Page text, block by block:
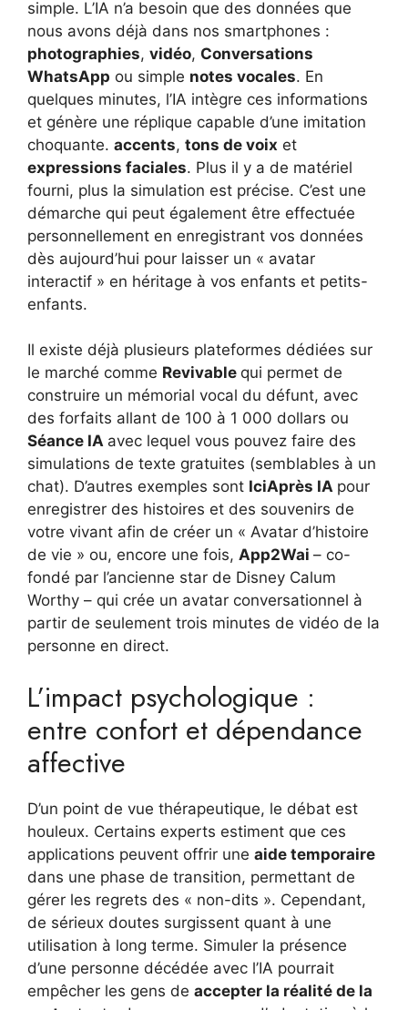
simple. L’IA n’a besoin que des données que
nous avons déjà dans nos smartphones :
photographies, vidéo, Conversations
WhatsApp ou simple notes vocales. En
quelques minutes, l’IA intègre ces informations
et génère une réplique capable d’une imitation
choquante. accents, tons de voix et
expressions faciales. Plus il y a de matériel
fourni, plus la simulation est précise. C’est une
démarche qui peut également être effectuée
personnellement en enregistrant vos données
dès aujourd’hui pour laisser un « avatar
interactif » en héritage à vos enfants et petits-
enfants.
Il existe déjà plusieurs plateformes dédiées sur
le marché comme Revivable qui permet de
construire un mémorial vocal du défunt, avec
des forfaits allant de 100 à 1 000 dollars ou
Séance IA avec lequel vous pouvez faire des
simulations de texte gratuites (semblables à un
chat). D’autres exemples sont IciAprès IA pour
enregistrer des histoires et des souvenirs de
votre vivant afin de créer un « Avatar d’histoire
de vie » ou, encore une fois, App2Wai – co-
fondé par l’ancienne star de Disney Calum
Worthy – qui crée un avatar conversationnel à
partir de seulement trois minutes de vidéo de la
personne en direct.
L’impact psychologique :
entre confort et dépendance
affective
D’un point de vue thérapeutique, le débat est
houleux. Certains experts estiment que ces
applications peuvent offrir une aide temporaire
dans une phase de transition, permettant de
gérer les regrets des « non-dits ». Cependant,
de sérieux doutes surgissent quant à une
utilisation à long terme. Simuler la présence
d’une personne décédée avec l’IA pourrait
empêcher les gens de accepter la réalité de la